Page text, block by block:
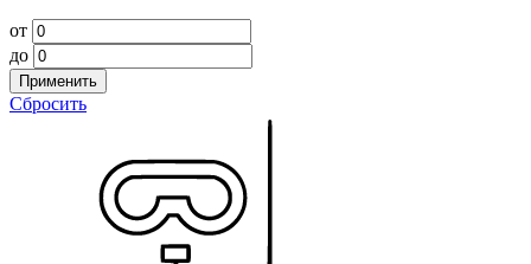
от
до
Применить
Сбросить